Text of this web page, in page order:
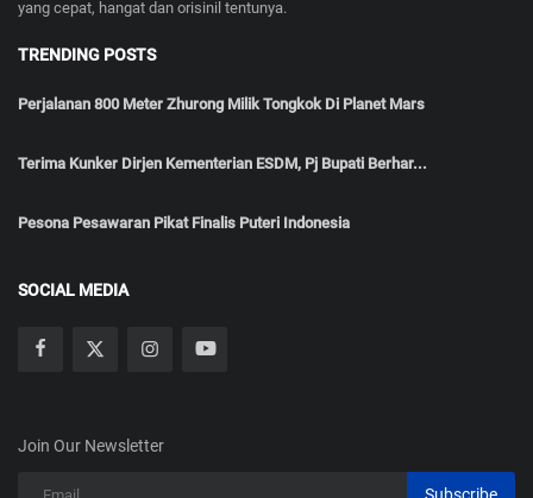
yang cepat, hangat dan orisinil tentunya.
TRENDING POSTS
Perjalanan 800 Meter Zhurong Milik Tongkok Di Planet Mars
Terima Kunker Dirjen Kementerian ESDM, Pj Bupati Berhar...
Pesona Pesawaran Pikat Finalis Puteri Indonesia
SOCIAL MEDIA
Join Our Newsletter